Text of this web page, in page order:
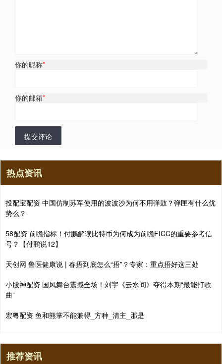
你的昵称*
你的邮箱*
提交评论
热点资讯
投配宝配资 中国仿制苏军使用的波波沙为何不用弹鼓？弹匣有什么优
势么？
58配资 前瞻指标！付鹏解读比特币为何成为前瞻FICC的重要参考信
号？【付鹏说12】
天创网 鲁医健康说 | 春捂到底怎么“捂”？专家：重点捂好这三处
小股神配资 国风舞台震撼全场！刘宇《云水间》夺得本期“最能打歌
曲”
宏粤配资 鱼和熊掌不能兼得_方种_清主_那是
推荐资讯